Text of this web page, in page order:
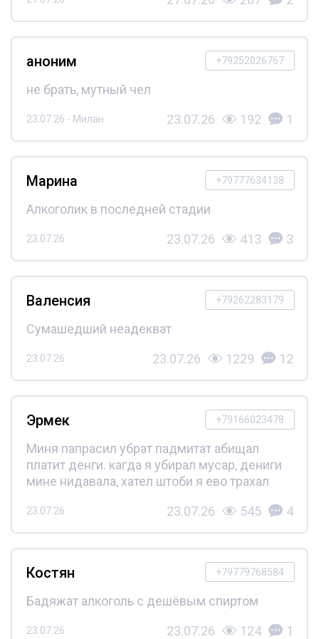
+79252026767
аноним
не брать, мутный чел
23.07.26 - Милан 23.07.26 192 1
+79777634138
Марина
Алкоголик в последней стадии
23.07.26 23.07.26 413 3
+79262283179
Валенсия
Сумашедший неадекват
23.07.26 23.07.26 1229 12
+79166023478
Эрмек
Миня папрасил убрат падмитат абищал
платит денги. кагда я убирал мусар, дениги
мине нидавала, хател штоби я ево трахал
23.07.26 23.07.26 545 4
+79779768584
Костян
Бадяжат алкоголь с дешёвым спиртом
23.07.26 23.07.26 124 1